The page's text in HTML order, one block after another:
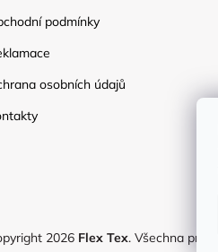
podmínky
osobních údajů
2026 Flex Tex. Všechna